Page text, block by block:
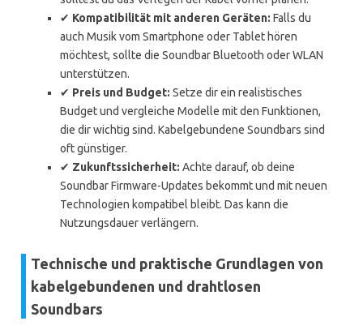
✔ Kompatibilität mit anderen Geräten: Falls du
auch Musik vom Smartphone oder Tablet hören
möchtest, sollte die Soundbar Bluetooth oder WLAN
unterstützen.
✔ Preis und Budget: Setze dir ein realistisches
Budget und vergleiche Modelle mit den Funktionen,
die dir wichtig sind. Kabelgebundene Soundbars sind
oft günstiger.
✔ Zukunftssicherheit: Achte darauf, ob deine
Soundbar Firmware-Updates bekommt und mit neuen
Technologien kompatibel bleibt. Das kann die
Nutzungsdauer verlängern.
Technische und praktische Grundlagen von
kabelgebundenen und drahtlosen
Soundbars